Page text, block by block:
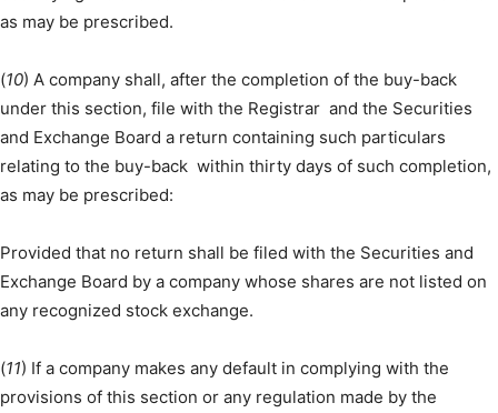
as may be prescribed.
(10) A company shall, after the completion of the buy-back
under this section, file with the Registrar and the Securities
and Exchange Board a return containing such particulars
relating to the buy-back within thirty days of such completion,
as may be prescribed:
Provided that no return shall be filed with the Securities and
Exchange Board by a company whose shares are not listed on
any recognized stock exchange.
(11) If a company makes any default in complying with the
provisions of this section or any regulation made by the